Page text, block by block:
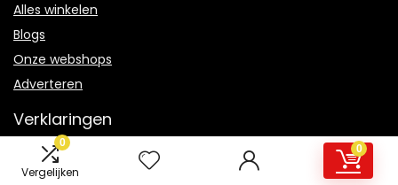
0
Vergelijken
0
Alles winkelen
Blogs
Onze webshops
Adverteren
Verklaringen
Privacybeleid